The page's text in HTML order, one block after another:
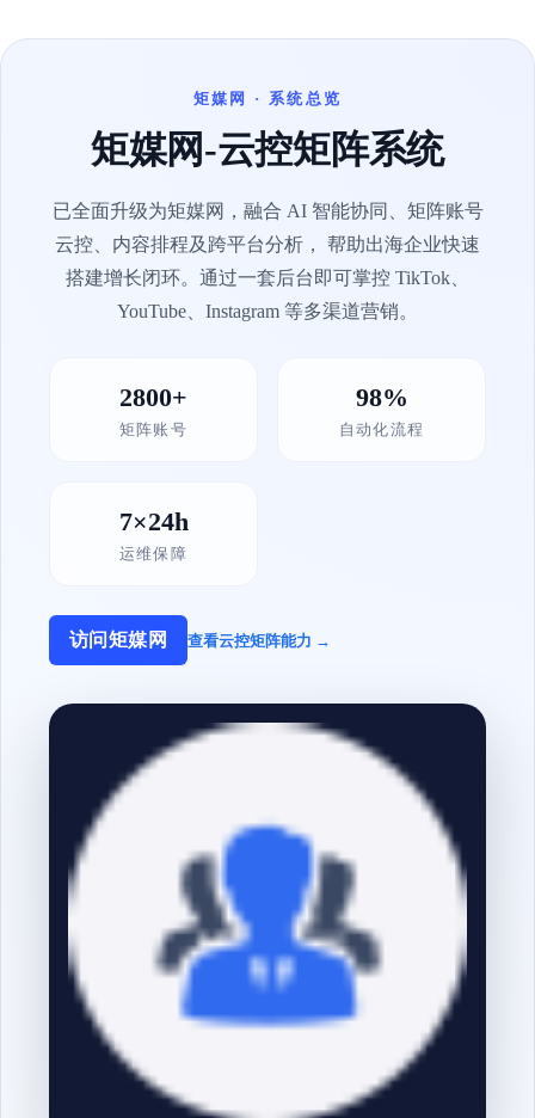
矩媒网 · 系统总览
矩媒网-云控矩阵系统
已全面升级为矩媒网，融合 AI 智能协同、矩阵账号
云控、内容排程及跨平台分析， 帮助出海企业快速
搭建增长闭环。通过一套后台即可掌控 TikTok、
YouTube、Instagram 等多渠道营销。
2800+
矩阵账号
98%
自动化流程
7×24h
运维保障
访问矩媒网 查看云控矩阵能力 →